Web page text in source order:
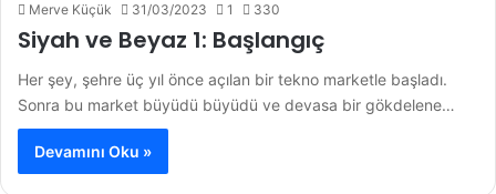
Merve Küçük 31/03/2023 1 330
Siyah ve Beyaz 1: Başlangıç
Her şey, şehre üç yıl önce açılan bir tekno marketle başladı.
Sonra bu market büyüdü büyüdü ve devasa bir gökdelene…
Devamını Oku »